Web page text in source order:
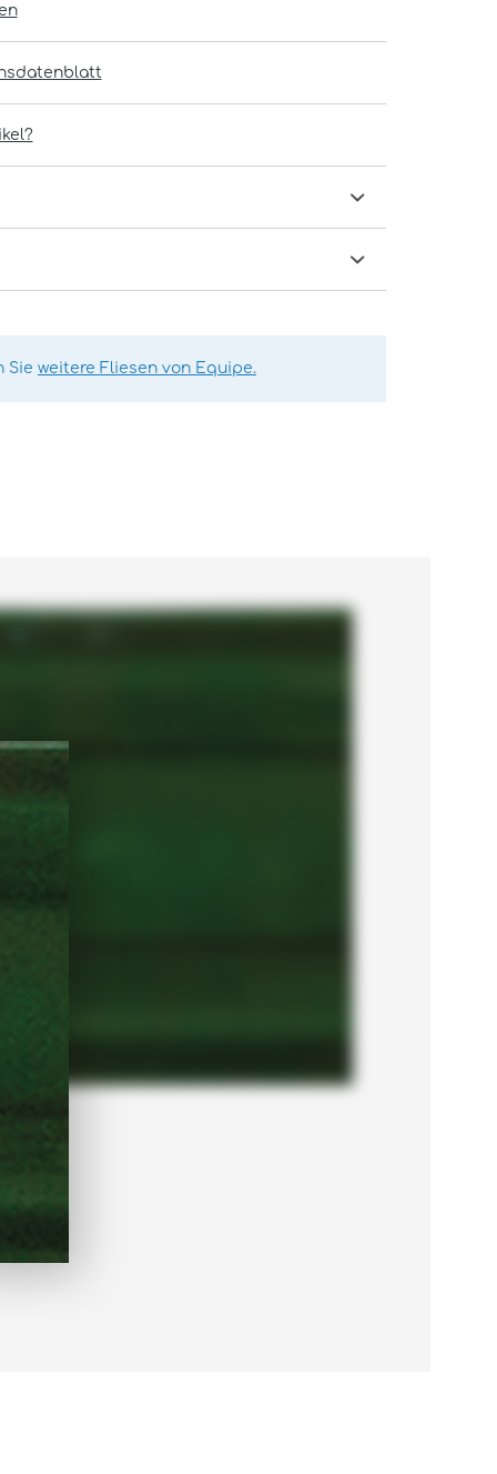
Sie weitere Fliesen von Equipe.